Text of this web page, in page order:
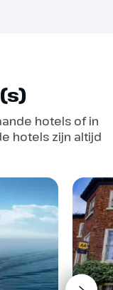
hotels of in
hotels zijn altijd